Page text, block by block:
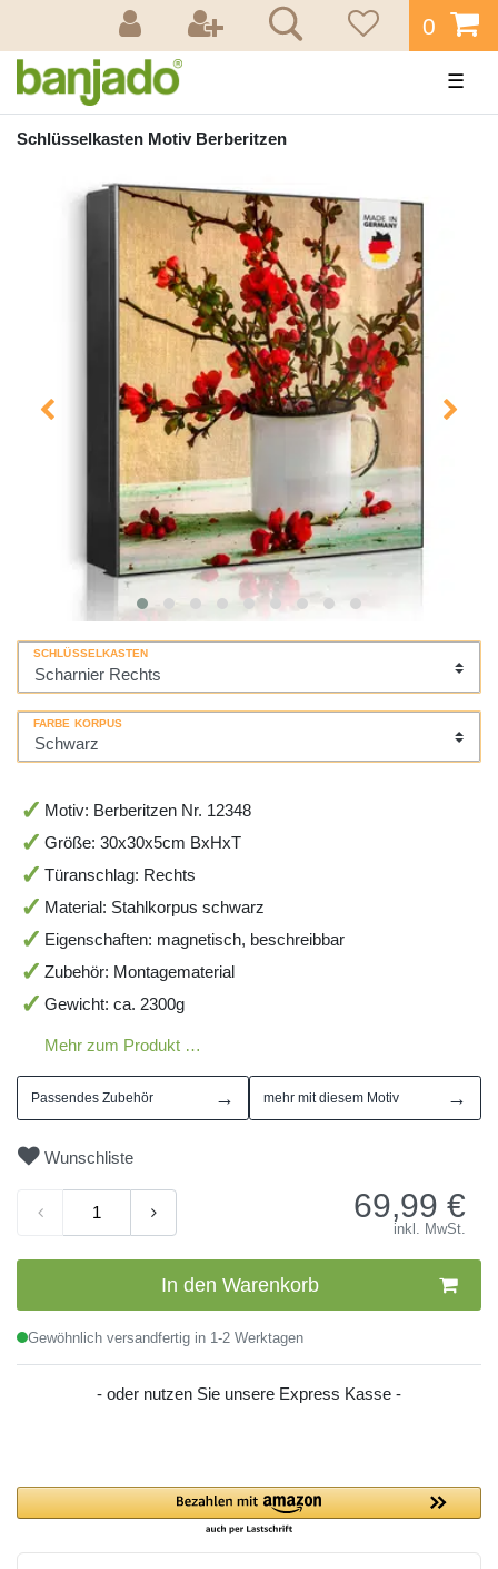
0
☰
Schlüsselkasten Motiv Berberitzen
SCHLÜSSELKASTEN
FARBE KORPUS
Motiv: Berberitzen Nr. 12348
Größe: 30x30x5cm BxHxT
Türanschlag: Rechts
Material: Stahlkorpus schwarz
Eigenschaften: magnetisch, beschreibbar
Zubehör: Montagematerial
Gewicht: ca. 2300g
Mehr zum Produkt …
Passendes Zubehör → mehr mit diesem Motiv →
Wunschliste
69,99 €
inkl. MwSt.
In den Warenkorb
Gewöhnlich versandfertig in 1-2 Werktagen
- oder nutzen Sie unsere Express Kasse -